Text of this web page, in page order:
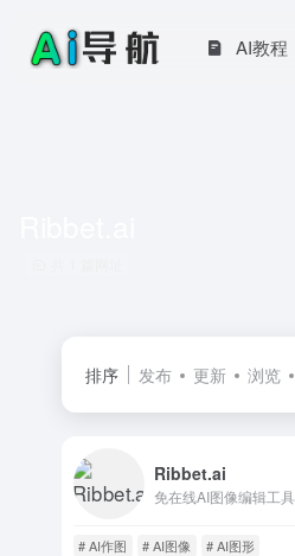
AI教程
排序 发布 更新 浏览
Ribbet.ai
免在线AI图像编辑工具
# AI作图 # AI图像 # AI图形